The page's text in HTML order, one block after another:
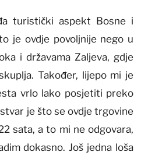
turistički aspekt Bosne i
je ovdje povoljnije nego u
i državama Zaljeva, gdje
Također, lijepo mi je
vrlo lako posjetiti preko
je što se ovdje trgovine
sata, a to mi ne odgovara,
dokasno. Još jedna loša